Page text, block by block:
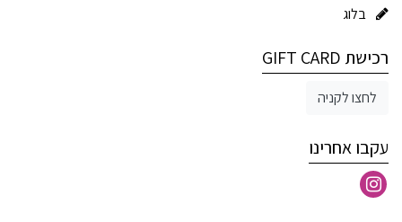
בלוג
רכישת GIFT CARD
לחצו לקניה
עקבו אחרינו